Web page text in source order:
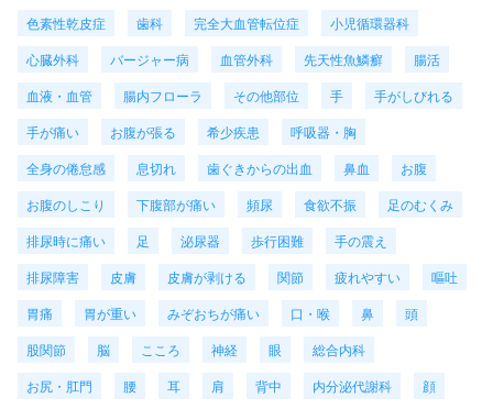
色素性乾皮症
歯科 完全大血管転位症
小児循環器科
心臓外科
バージャー病 血管外科 先天性魚鱗癬
腸活
血液・血管
腸内フローラ その他部位 手
手がしびれる
手が痛い
お腹が張る 希少疾患
呼吸器・胸
全身の倦怠感
息切れ 歯ぐきからの出血 鼻血
お腹
お腹のしこり
下腹部が痛い 頻尿 食欲不振
足のむくみ
排尿時に痛い
足 泌尿器 歩行困難
手の震え
排尿障害
皮膚 皮膚が剥ける 関節 疲れやすい
嘔吐
胃痛
胃が重い みぞおちが痛い 口・喉 鼻
頭
股関節
脳 こころ 神経 眼
総合内科
お尻・肛門
腰 耳 肩 背中 内分泌代謝科
顔